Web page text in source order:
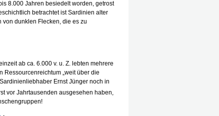
8.000 Jahren besiedelt worden, getrost
betrachtet ist Sardinien alter
dunklen Flecken, die es zu
ab ca. 6.000 v. u. Z. lebten mehrere
Ressourcenreichtum „weit über die
Ernst Jünger noch in
vor Jahrtausenden ausgesehen haben,